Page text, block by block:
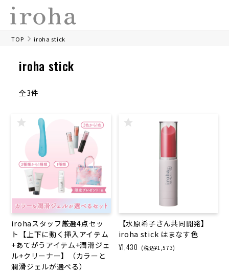
TOP iroha stick
iroha stick
全3件
irohaスタッフ厳選4点セッ
ト【上下に動く挿入アイテム
+あてがうアイテム+潤滑ジェ
ル+クリーナー】（カラーと
潤滑ジェルが選べる）
【水原希子さん共同開発】
iroha stick はまなす色
¥1,430 (税込¥1,573)